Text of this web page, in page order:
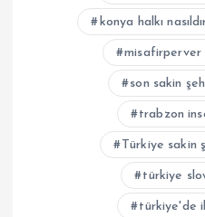
konya halkı
misafirperver
son sakin
trabzon
Türkiye sakin
türkiye
türkiye'de